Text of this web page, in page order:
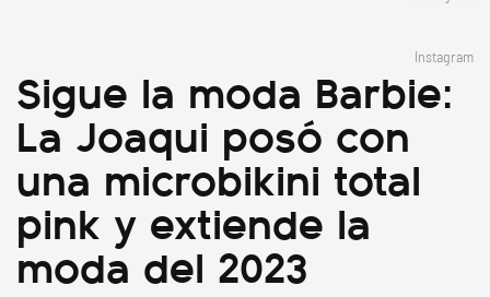
Instagram
Sigue la moda Barbie:
La Joaqui posó con
una microbikini total
pink y extiende la
moda del 2023